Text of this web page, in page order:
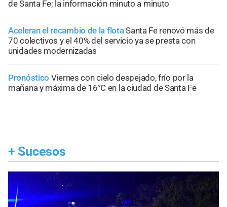
de Santa Fe; la información minuto a minuto
Aceleran el recambio de la flotaSanta Fe renovó más de
70 colectivos y el 40% del servicio ya se presta con
unidades modernizadas
Pronóstico Viernes con cielo despejado, frío por la
mañana y máxima de 16°C en la ciudad de Santa Fe
+ Sucesos